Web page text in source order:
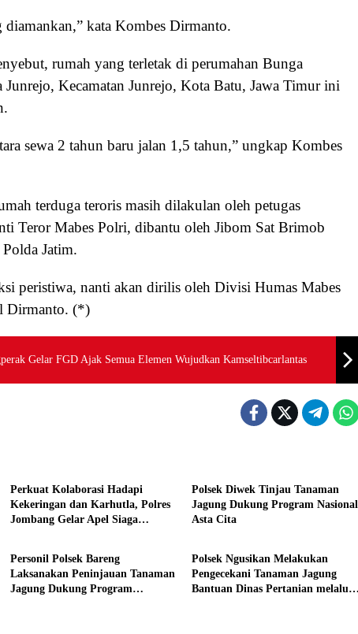
diamankan,” kata Kombes Dirmanto.
rumah yang terletak di perumahan Bunga
Junrejo, Kecamatan Junrejo, Kota Batu, Jawa Timur ini
sewa 2 tahun baru jalan 1,5 tahun,” ungkap Kombes
terduga teroris masih dilakulan oleh petugas
Teror Mabes Polri, dibantu oleh Jibom Sat Brimob
Jatim.
peristiwa, nanti akan dirilis oleh Divisi Humas Mabes
Dirmanto. (*)
Gelar FGD Ajak Semua Elemen Wujudkan Kamseltibcarlantas
Perkuat Kolaborasi Hadapi
Kekeringan dan Karhutla, Polres
Jombang Gelar Apel Siaga
Polsek Diwek Tinjau Tanaman
Jagung Dukung Program Nasional
Asta Cita
Aktivitas
Personil Polsek Bareng
Laksanakan Peninjauan Tanaman
Jagung Dukung Program
Polsek Ngusikan Melakukan
Pengecekani Tanaman Jagung
Bantuan Dinas Pertanian melalui